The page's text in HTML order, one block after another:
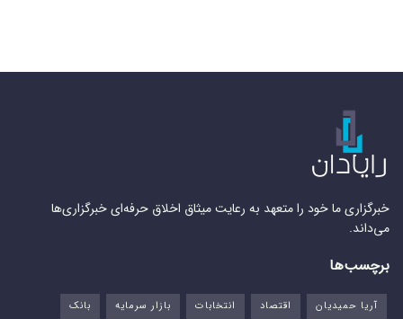
خبرگزاری ما خود را متعهد به رعایت میثاق اخلاق حرفه‌ای خبرگزاری‌ها
می‌داند.
برچسب‌ها
آریا حمیدیان اقتصاد انتخابات بازار سرمایه
بانک